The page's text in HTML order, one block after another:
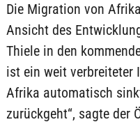
Die Migration von
Ansicht des
Thiele in den
ist ein weit verbreiteter
Afrika automatisch
zurückgeht“, sagte der